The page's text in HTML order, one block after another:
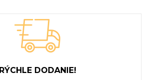
RÝCHLE DODANIE!